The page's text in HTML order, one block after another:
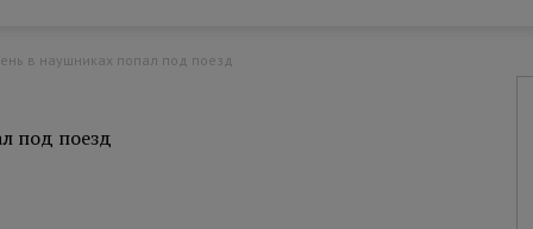
в наушниках попал под поезд
под поезд